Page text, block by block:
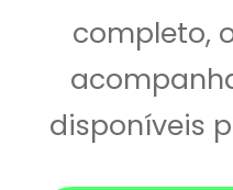
completo,
disponíveis